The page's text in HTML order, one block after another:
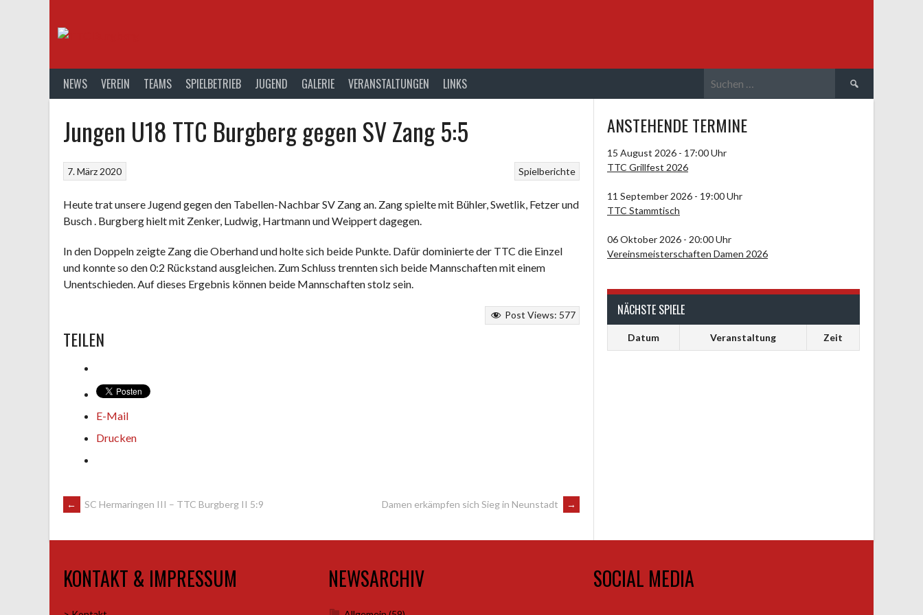
NEWS VEREIN TEAMS SPIELBETRIEB JUGEND GALERIE VERANSTALTUNGEN LINKS
nach:
Jungen U18 TTC Burgberg gegen SV Zang 5:5
Spielberichte
7. März 2020
Heute trat unsere Jugend gegen den Tabellen-Nachbar SV Zang an. Zang spielte mit Bühler, Swetlik, Fetzer und
Busch . Burgberg hielt mit Zenker, Ludwig, Hartmann und Weippert dagegen.
In den Doppeln zeigte Zang die Oberhand und holte sich beide Punkte. Dafür dominierte der TTC die Einzel
und konnte so den 0:2 Rückstand ausgleichen. Zum Schluss trennten sich beide Mannschaften mit einem
Unentschieden. Auf dieses Ergebnis können beide Mannschaften stolz sein.
Post Views: 577
TEILEN
E-Mail
Drucken
ARTIKEL-
NAVIGATION
← SC Hermaringen III – TTC Burgberg II 5:9 Damen erkämpfen sich Sieg in Neunstadt →
ANSTEHENDE TERMINE
15 August 2026 - 17:00 Uhr
TTC Grillfest 2026
11 September 2026 - 19:00 Uhr
TTC Stammtisch
06 Oktober 2026 - 20:00 Uhr
Vereinsmeisterschaften Damen 2026
NÄCHSTE SPIELE
Datum Veranstaltung Zeit
KONTAKT & IMPRESSUM NEWSARCHIV SOCIAL MEDIA